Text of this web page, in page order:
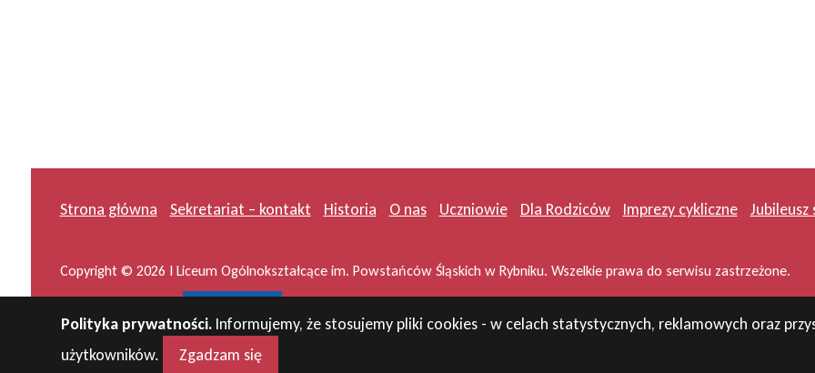
Polityka prywatności. Informujemy, że stosujemy pliki cookies - w celach statystycznych, reklamowych oraz
użytkowników.
Zgadzam się
Strona główna Sekretariat – kontakt Historia O nas Uczniowie Dla Rodziców Imprezy cykliczne Jubileusz
Copyright © 2026 I Liceum Ogólnokształcące im. Powstańców Śląskich w Rybniku. Wszelkie prawa do serwisu zastrzeżone.